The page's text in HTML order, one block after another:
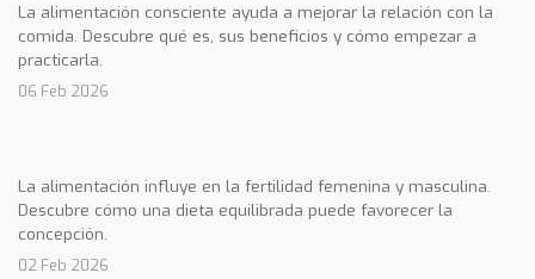
La alimentación consciente ayuda a mejorar la relación con la
comida. Descubre qué es, sus beneficios y cómo empezar a
practicarla.
06 Feb 2026
La alimentación influye en la fertilidad femenina y masculina.
Descubre cómo una dieta equilibrada puede favorecer la
concepción.
02 Feb 2026